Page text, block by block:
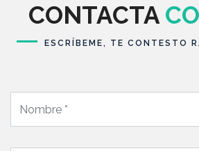
CONTACTA
ESCRÍBEME, TE CONTESTO